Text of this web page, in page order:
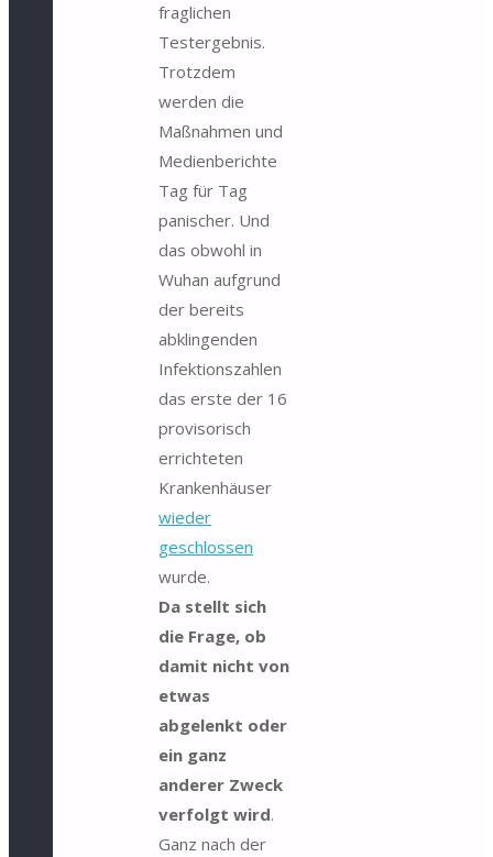
fraglichen
Testergebnis.
Trotzdem
werden die
Maßnahmen und
Medienberichte
Tag für Tag
panischer. Und
das obwohl in
Wuhan aufgrund
der bereits
abklingenden
Infektionszahlen
das erste der 16
provisorisch
errichteten
Krankenhäuser
wieder
geschlossen
wurde.
Da stellt sich
die Frage, ob
damit nicht von
etwas
abgelenkt oder
ein ganz
anderer Zweck
verfolgt wird.
Ganz nach der